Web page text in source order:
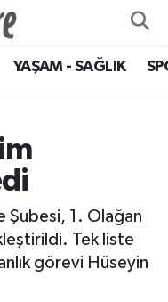
YAŞAM - SAĞLIK
Şubesi, 1. Olağan
Tek liste
görevi Hüseyin